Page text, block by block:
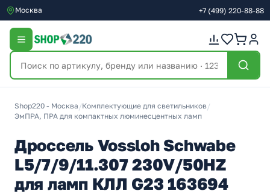
Москва +7 (499) 220-88-88
Shop220 - Москва /Комплектующие для светильников/
ЭмПРА, ПРА для компактных люминесцентных ламп
Дроссель Vossloh Schwabe
L5/7/9/11.307 230V/50HZ
для ламп КЛЛ G23 163694